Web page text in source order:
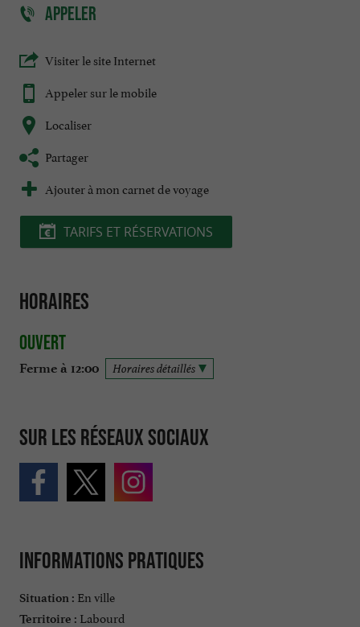
APPELER
Visiter le site Internet
Appeler sur le mobile
Localiser
Partager
Ajouter à mon carnet de voyage
TARIFS ET RÉSERVATIONS
Horaires
Ouvert
Ferme à 12:00 Horaires détaillés
Sur les réseaux sociaux
Informations pratiques
Situation : En ville
Territoire : Labourd